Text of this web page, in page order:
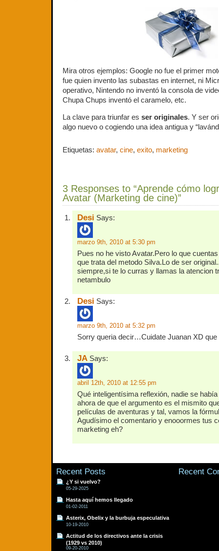
Mira otros ejemplos: Google no fue el primer
fue quien invento las subastas en internet, ni
operativo, Nintendo no inventó la consola de
Chupa Chups inventó el caramelo, etc.
La clave para triunfar es ser originales. Y ser
algo nuevo o cogiendo una idea antigua y
Etiquetas: avatar, cine, exito, marketing
3 Responses to “Aprende cómo
Avatar (Marketing de cine)”
Desi Says:
marzo 9th, 2010 at 5:30 pm
Pues no he visto Avatar.Pero lo que
que trata del metodo Silva.Lo de ser
siempre,si te lo curras y llamas la atencion
netambulo
Desi Says:
marzo 9th, 2010 at 5:32 pm
Sorry queria decir…Cuidate Juanan XD que
JA Says:
abril 12th, 2010 at 12:55 pm
Qué inteligentísima reflexión, nadie se
ahora de que el argumento es el mismito
películas de aventuras y tal, vamos la
Agudísimo el comentario y enooormes tus
marketing eh?
Recent Posts
¿Y si vuelvo?
05-29-2025
Hasta aquí hemos llegado
01-02-2011
Asterix, Obelix y la burbuja especulativa
10-19-2010
Actitud de los directivos ante la crisis
(1929 vs 2010)
09-20-2010
Recent